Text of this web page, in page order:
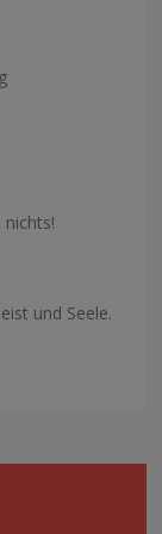
und Seele.